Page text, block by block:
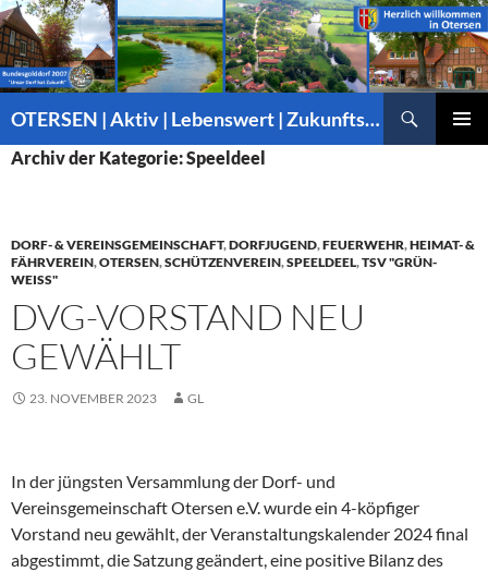
OTERSEN | Aktiv | Lebenswert | Zukunftsorientiert – mitten in Niedersachsen
INHALT
Archiv der Kategorie: Speeldeel
DORF- & VEREINSGEMEINSCHAFT,DORFJUGEND,FEUERWEHR,HEIMAT- &
FÄHRVEREIN,OTERSEN,SCHÜTZENVEREIN,SPEELDEEL,TSV "GRÜN-
WEISS"
DVG-VORSTAND NEU
GEWÄHLT
23. NOVEMBER 2023 GL
In der jüngsten Versammlung der Dorf- und
Vereinsgemeinschaft Otersen e.V. wurde ein 4-köpfiger
Vorstand neu gewählt, der Veranstaltungskalender 2024 final
abgestimmt, die Satzung geändert, eine positive Bilanz des